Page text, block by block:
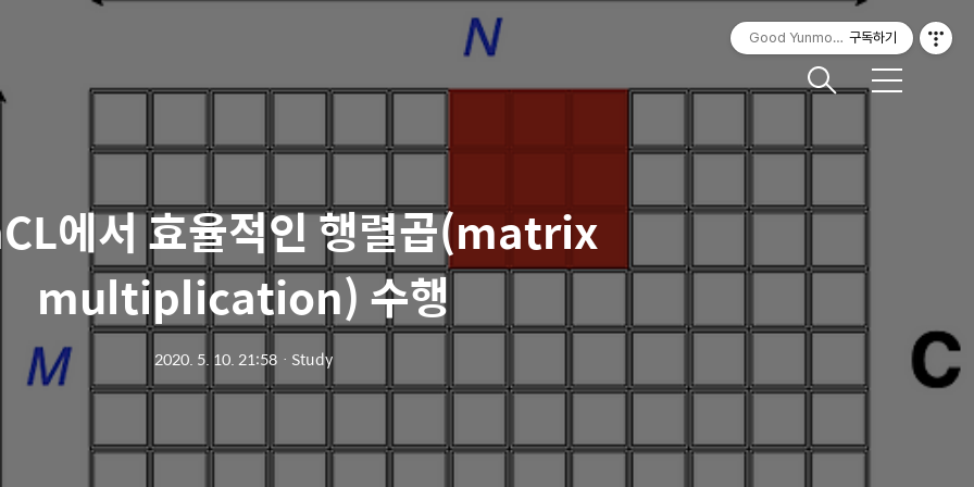
메
에서 효율적인 행렬곱(matrix
multiplication) 수행
2020. 5. 10. 21:58 ㆍ Study
Good Yunmorning구독하기